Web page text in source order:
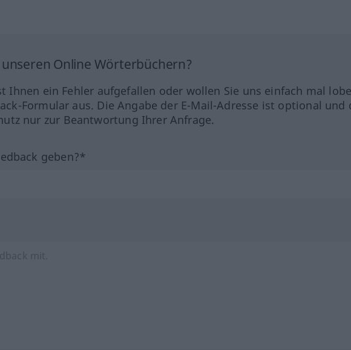
unseren Online Wörterbüchern?
Ihnen ein Fehler aufgefallen oder wollen Sie uns einfach mal
Formular aus. Die Angabe der E-Mail-Adresse ist optional und
nur zur Beantwortung Ihrer Anfrage.
geben?*